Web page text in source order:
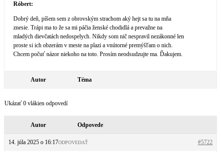
Róbert:
Dobrý deň, píšem sem z obrovským strachom aký hejt sa tu na mňa
znesie. Trápi ma to že sa mi páčia ženské chodidlá a prevažne na
mladých dievčatách nedospelych. Nikdy som nič nespravil nezákonné len
proste si ich obzerám v meste na plazi a vnútorné premýšľam o nich.
Chcem počuť názor niekoho na toto. Prosím neodsudzujte ma. Ďakujem.
Autor Téma
Ukázať 0 vlákien odpovedí
Autor Odpovede
14. júla 2025 o 16:17 #5722
ODPOVEDAŤ